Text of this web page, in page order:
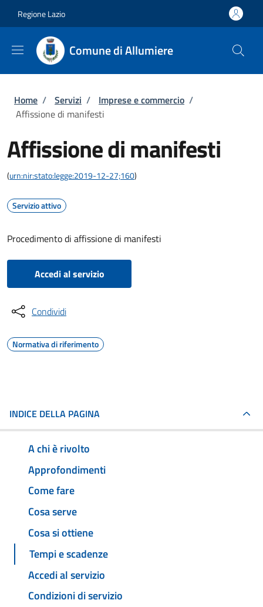
Regione Lazio
Comune di Allumiere
Briciole di pane
Home / Servizi / Imprese e commercio /
Affissione di manifesti
Affissione di manifesti
(urn:nir:stato:legge:2019-12-27;160)
Servizio attivo
Procedimento di affissione di manifesti
Accedi al servizio
Condividi
Normativa di riferimento
INDICE DELLA PAGINA
A chi è rivolto
Approfondimenti
Come fare
Cosa serve
Cosa si ottiene
Tempi e scadenze
Accedi al servizio
Condizioni di servizio